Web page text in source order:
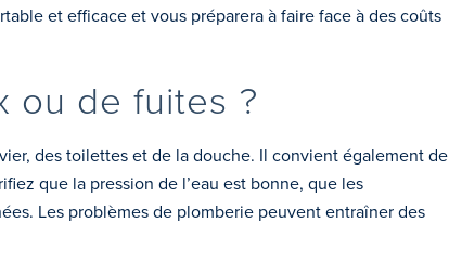
et efficace et vous préparera à faire face à des coûts
ou de fuites ?
des toilettes et de la douche. Il convient également de
que la pression de l’eau est bonne, que les
Les problèmes de plomberie peuvent entraîner des